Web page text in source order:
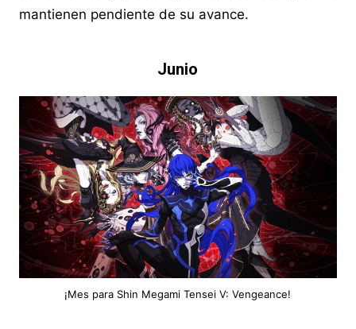
mantienen pendiente de su avance.
Junio
¡Mes para Shin Megami Tensei V: Vengeance!